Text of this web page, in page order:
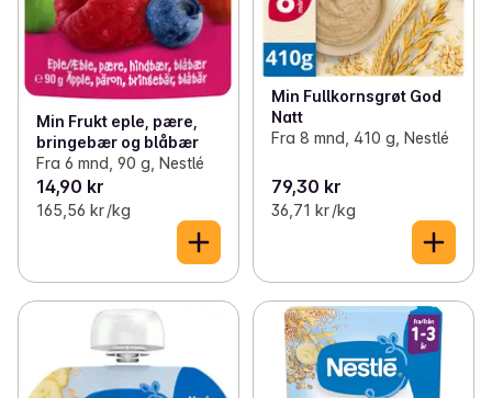
Min Frukt eple, pære,
bringebær og blåbær
Fra 6 mnd, 90 g, Nestlé
14,90 kr
165,56 kr /kg
Min Fullkornsgrøt God
Natt
Fra 8 mnd, 410 g, Nestlé
79,30 kr
36,71 kr /kg